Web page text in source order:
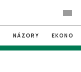
search
NÁZORY